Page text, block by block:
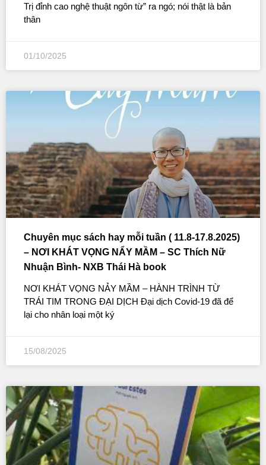
Trị đỉnh cao nghệ thuật ngôn từ” ra ngó; nói thật là bản
thân
01/10/2025
Chuyên mục sách hay mỗi tuần ( 11.8-17.8.2025)
– NƠI KHÁT VỌNG NẨY MẦM – SC Thích Nữ
Nhuận Bình- NXB Thái Hà book
NƠI KHÁT VỌNG NẢY MẦM – HÀNH TRÌNH TỪ
TRÁI TIM TRONG ĐẠI DỊCH Đại dịch Covid-19 đã để
lại cho nhân loại một ký
15/08/2025